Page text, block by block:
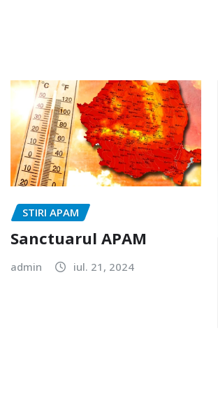
STIRI APAM
Sanctuarul APAM
admin iul. 21, 2024